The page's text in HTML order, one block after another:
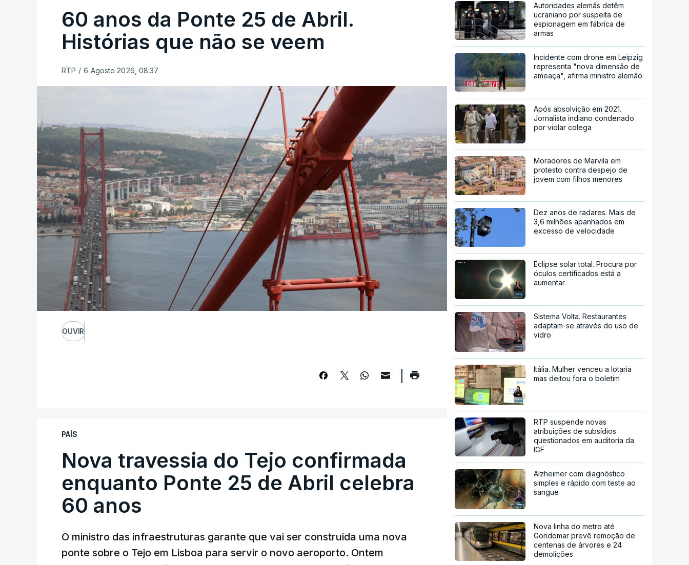
60 anos da Ponte 25 de Abril.
Histórias que não se veem
RTP / 6 Agosto 2026, 08:37
OUVIR
PAÍS
Nova travessia do Tejo confirmada
enquanto Ponte 25 de Abril celebra
60 anos
O ministro das infraestruturas garante que vai ser construida uma nova
ponte sobre o Tejo em Lisboa para servir o novo aeroporto. Ontem
Autoridades alemãs detêm
ucraniano por suspeita de
espionagem em fábrica de
armas
Incidente com drone em Leipzig
representa "nova dimensão de
ameaça", afirma ministro alemão
Após absolvição em 2021.
Jornalista indiano condenado
por violar colega
Moradores de Marvila em
protesto contra despejo de
jovem com filhos menores
Dez anos de radares. Mais de
3,6 milhões apanhados em
excesso de velocidade
Eclipse solar total. Procura por
óculos certificados está a
aumentar
Sistema Volta. Restaurantes
adaptam-se através do uso de
vidro
Itália. Mulher venceu a lotaria
mas deitou fora o boletim
RTP suspende novas
atribuições de subsídios
questionados em auditoria da
IGF
Alzheimer com diagnóstico
simples e rápido com teste ao
sangue
Nova linha do metro até
Gondomar prevê remoção de
centenas de árvores e 24
demolições